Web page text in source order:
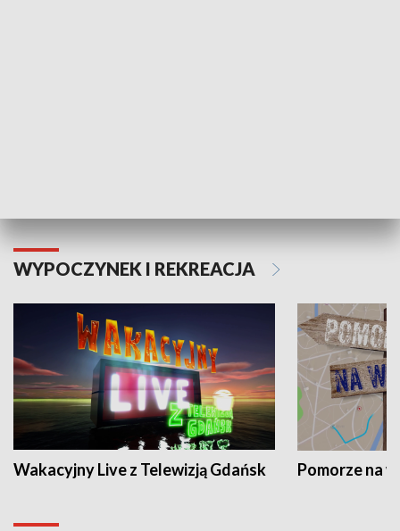
WYPOCZYNEK I REKREACJA
Wakacyjny Live z Telewizją Gdańsk Pomorze na